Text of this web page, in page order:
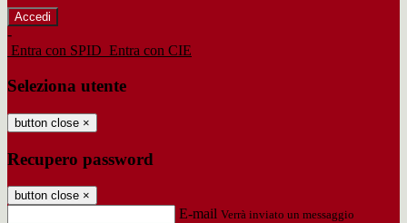
-
Entra con SPID Entra con CIE
Seleziona utente
button close ×
Recupero password
button close ×
E-mail Verrà inviato un messaggio